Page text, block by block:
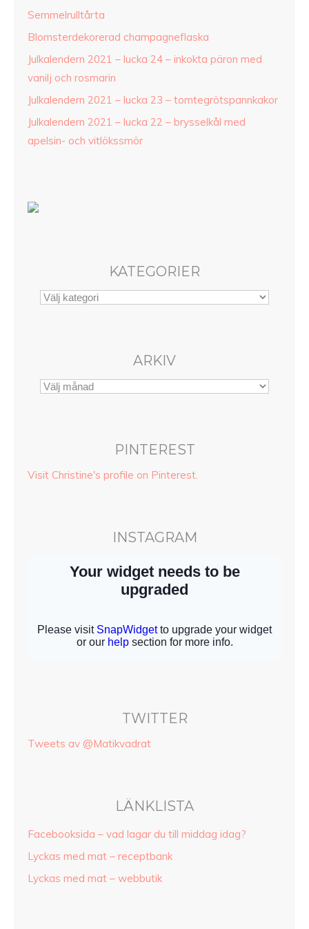
Semmelrulltårta
Blomsterdekorerad champagneflaska
Julkalendern 2021 – lucka 24 – inkokta päron med
vanilj och rosmarin
Julkalendern 2021 – lucka 23 – tomtegrötspannkakor
Julkalendern 2021 – lucka 22 – brysselkål med
apelsin- och vitlökssmör
KATEGORIER
ARKIV
PINTEREST
Visit Christine's profile on Pinterest.
INSTAGRAM
TWITTER
Tweets av @Matikvadrat
LÄNKLISTA
Facebooksida – vad lagar du till middag idag?
Lyckas med mat – receptbank
Lyckas med mat – webbutik